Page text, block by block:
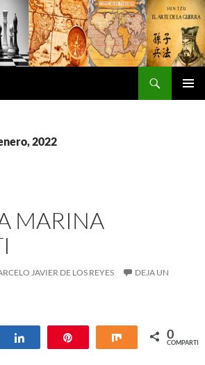
2022
MARINA
JAVIER DE LOS REYES
DEJA UN
Compartir Compartir
0
COMPARTIR